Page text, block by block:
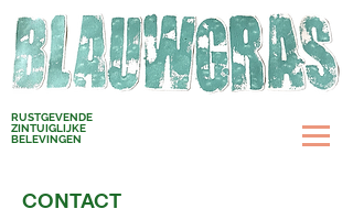
RUSTGEVENDE
ZINTUIGLIJKE
BELEVINGEN
CONTACT